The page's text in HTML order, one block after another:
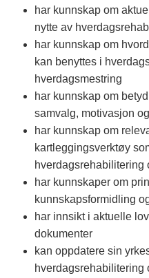
har kunnskap om
nytte av
har kunnskap om
kan benyttes i
hverdagsmestring
har kunnskap om
samvalg, motivasjon
har kunnskap om
kartleggingsverktøy
hverdagsrehabilitering
har kunnskaper om
kunnskapsformidling
har innsikt i aktuelle
dokumenter
kan oppdatere sin
hverdagsrehabilitering